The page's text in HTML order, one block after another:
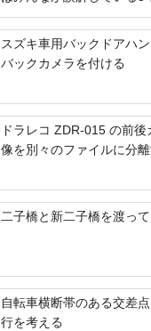
スズキ車用バックドアハ
バックカメラを付ける
ドラレコ ZDR-015 の前後
像を別々のファイルに分
二子橋と新二子橋を渡っ
自転車横断帯のある交差
行を考える